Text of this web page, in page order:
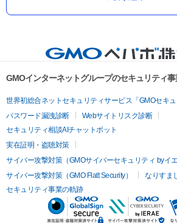
GMOインターネットグループのセキュリティ
世界初総合ネットセキュリティサービス「GMOセキュ
パスワード漏洩診断
Webサイトリスク診断
セキュリティ相談AIチャットボット
実在証明・盗聴対策
サイバー攻撃対策（GMOサイバーセキュリティ byイエ
サイバー攻撃対策（GMO Flatt Security）
なりすま
セキュリティ事業の軌跡